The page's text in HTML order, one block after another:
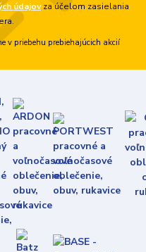
údajovza účelom zasielania
v priebehu prebiehajúcich akcií